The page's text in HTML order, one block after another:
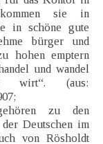
kommen sie in
in schöne gute
bürger und
hohen emptern
und wandel
wirt“. (aus:
zu den
Deutschen im
von Rösholdt